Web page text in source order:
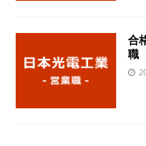
[
業
合
職